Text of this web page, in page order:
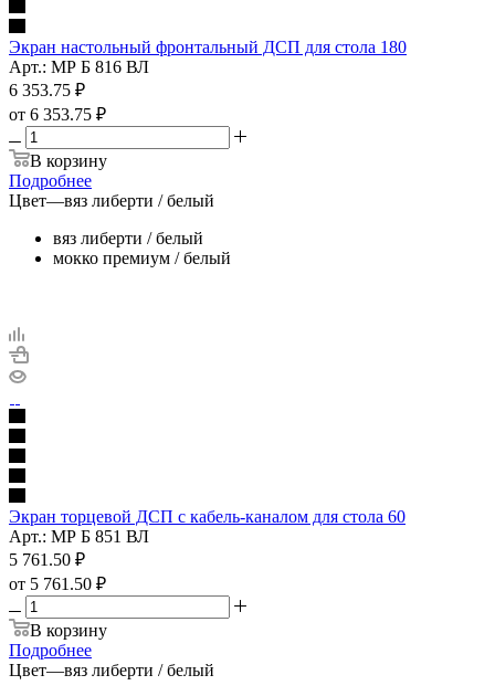
Экран настольный фронтальный ДСП для стола 180
Арт.: МР Б 816 ВЛ
6 353.75 ₽
от 6 353.75 ₽
В корзину
Подробнее
Цвет—вяз либерти / белый
вяз либерти / белый
мокко премиум / белый
Экран торцевой ДСП с кабель-каналом для стола 60
Арт.: МР Б 851 ВЛ
5 761.50 ₽
от 5 761.50 ₽
В корзину
Подробнее
Цвет—вяз либерти / белый